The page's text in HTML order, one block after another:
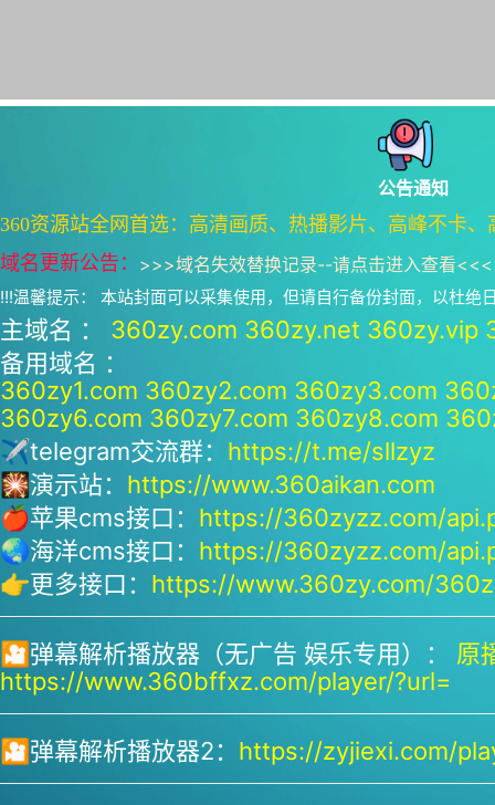
公告通知
360资源站全网首选：高清画质、热播影片、高峰不卡
域名更新公告： >>>域名失效替换记录--请点击进入查看<<<
!!!温馨提示： 本站封面可以采集使用，但请自行备份封面，以杜绝
主域名 ： 360zy.com 360zy.net 360zy.vip
备用域名 ：
360zy1.com 360zy2.com 360zy3.com
360zy6.com 360zy7.com 360zy8.com
✈telegram交流群： https://t.me/sllzyz
🎇演示站： https://www.360aikan.com
🍎苹果cms接口： https://360zyzz.com/
🌏海洋cms接口： https://360zyzz.com/
👉更多接口： https://www.360zy.com/
🎦弹幕解析播放器（无广告 娱乐专用）： 原
https://www.360bffxz.com/player/?url=
🎦弹幕解析播放器2： https://zyjiexi.com/